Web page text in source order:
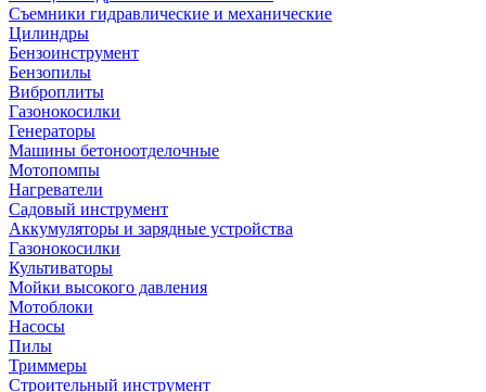
Съемники гидравлические и механические
Цилиндры
Бензоинструмент
Бензопилы
Виброплиты
Газонокосилки
Генераторы
Машины бетоноотделочные
Мотопомпы
Нагреватели
Садовый инструмент
Аккумуляторы и зарядные устройства
Газонокосилки
Культиваторы
Мойки высокого давления
Мотоблоки
Насосы
Пилы
Триммеры
Строительный инструмент